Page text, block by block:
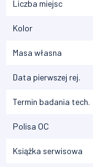
Liczba miejsc
Kolor
Masa własna
Data pierwszej rej.
Termin badania tech.
Polisa OC
Książka serwisowa